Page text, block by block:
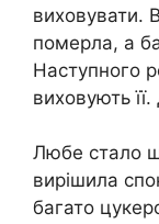
виховувати.
помepла, а
Наступного
виховують
Любе стало
вирішила
багато